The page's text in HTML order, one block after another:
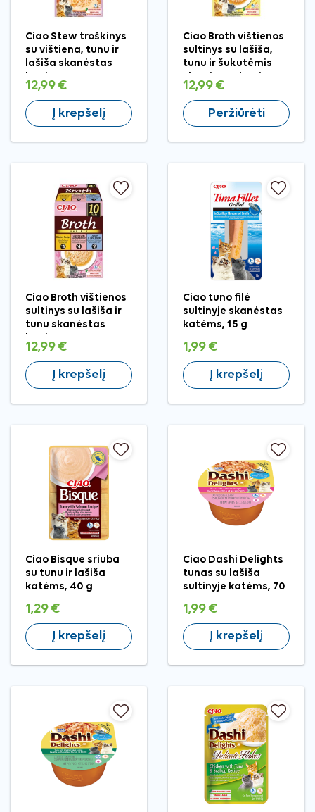
Ciao Stew troškinys
su vištiena, tunu ir
lašiša skanėstas
12,99 €
Į krepšelį
Ciao Broth vištienos
sultinys su lašiša,
tunu ir šukutėmis
10x40 g
12,99 €
Peržiūrėti
Ciao Broth vištienos
sultinys su lašiša ir
tunu skanėstas
12,99 €
Į krepšelį
Ciao tuno filė
sultinyje skanėstas
katėms, 15 g
1,99 €
Į krepšelį
Ciao Bisque sriuba
su tunu ir lašiša
katėms, 40 g
1,29 €
Į krepšelį
Ciao Dashi Delights
tunas su lašiša
sultinyje katėms, 70
1,99 €
Į krepšelį